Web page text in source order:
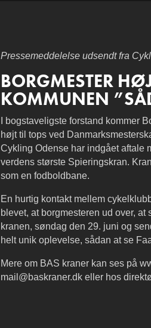
Pressemeddelelse udsendt fra
BORGMESTER
KOMMUNEN
I bogstaveligste forstand kommer
højt til tops ved
Cykling Odense har indgået aftale
verdens største Spieringskran.
som en fodboldbane.
En hurtig kontakt mellem
blevet, at borgmesteren ud over,
kranen, søndag den 29. juni og
helt unik oplevelse, sådan at se
Mere om BAS kraner kan ses på
mail@baskraner.dk eller hos